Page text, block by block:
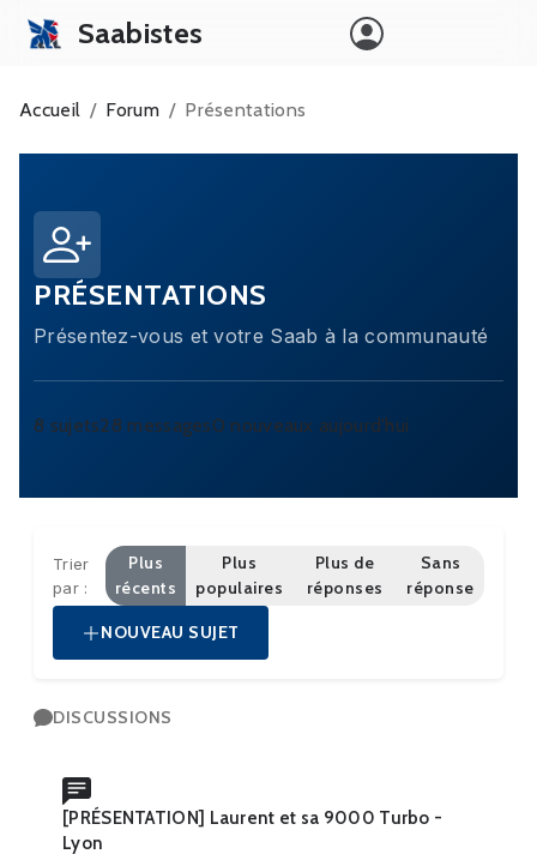
Saabistes
Accueil
Forum
Clubs
Histoire
Accueil Forum Présentations
PRÉSENTATIONS
Présentez-vous et votre Saab à la communauté
8 sujets28 messages0 nouveaux aujourd'hui
Trier
par :
Plus
récents
Plus
populaires
Plus de
réponses
Sans
réponse
NOUVEAU SUJET
DISCUSSIONS
[PRÉSENTATION] Laurent et sa 9000 Turbo -
Lyon